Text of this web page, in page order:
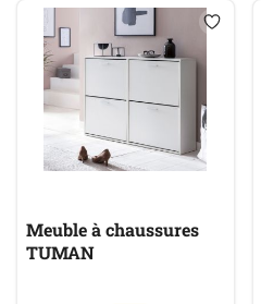
Meuble à chaussures
TUMAN